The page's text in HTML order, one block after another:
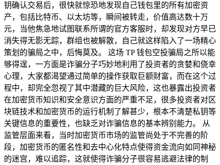
钥确认交易后，很快就惊恐地发现自己钱包里的所有加密资
产，包括比特币、以太坊等，瞬间被转走，价值高达数十万
元，当他焦急地试图联系所谓的官方客服时，却发现对方早已
消失得无影无踪，群组也被解散，自己就这样陷入了一场精心
策划的骗局之中，后悔莫及。 这场 TP 钱包空投骗局之所以能
够得逞，一方面是诈骗分子巧妙地利用了投资者的贪婪和侥幸
心理，大家都渴望通过简单的操作获取巨额财富，而在这个过
程中，却完全忽视了其中潜藏的巨大风险，这也暴露出投资者
在加密货币知识和安全意识方面的严重不足，很多投资者对区
块链技术和加密货币的运行机制了解甚少，根本不清楚私钥等
关键信息的重要性，也缺乏对诈骗信息的基本辨别能力。 从
监管层面来看，当时加密货币市场的监管尚处于不完善的阶
段，加密货币的匿名性和去中心化特点使得资金流向如同神秘
的迷宫，难以追踪，这就使得诈骗分子很容易逃避法律的制